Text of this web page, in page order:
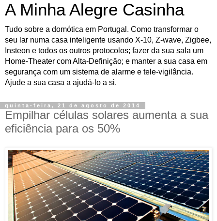
A Minha Alegre Casinha
Tudo sobre a domótica em Portugal. Como transformar o
seu lar numa casa inteligente usando X-10, Z-wave, Zigbee,
Insteon e todos os outros protocolos; fazer da sua sala um
Home-Theater com Alta-Definição; e manter a sua casa em
segurança com um sistema de alarme e tele-vigilância.
Ajude a sua casa a ajudá-lo a si.
quinta-feira, 21 de agosto de 2014
Empilhar células solares aumenta a sua
eficiência para os 50%